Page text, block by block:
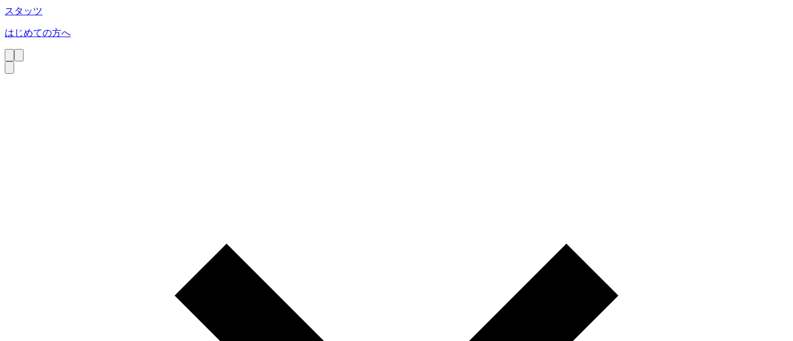
スタッツ
はじめての方へ